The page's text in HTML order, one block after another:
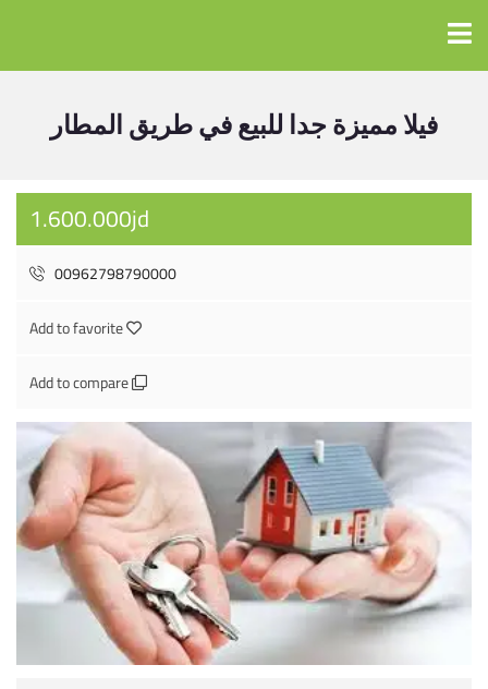
فيلا مميزة جدا للبيع في طريق المطار
1.600.000jd
00962798790000
Add to favorite
Add to compare